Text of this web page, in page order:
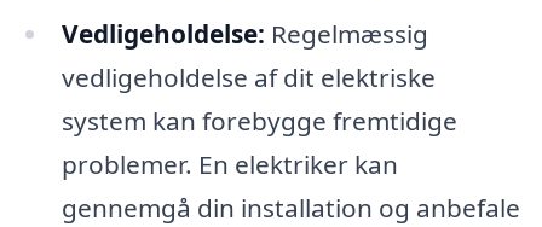
Vedligeholdelse: Regelmæssig
vedligeholdelse af dit elektriske
system kan forebygge fremtidige
problemer. En elektriker kan
gennemgå din installation og anbefale